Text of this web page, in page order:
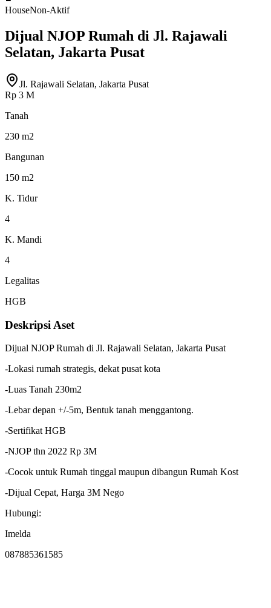
HouseNon-Aktif
Dijual NJOP Rumah di Jl. Rajawali
Selatan, Jakarta Pusat
Jl. Rajawali Selatan, Jakarta Pusat
Rp 3 M
Tanah
230 m2
Bangunan
150 m2
K. Tidur
4
K. Mandi
4
Legalitas
HGB
Deskripsi Aset
Dijual NJOP Rumah di Jl. Rajawali Selatan, Jakarta Pusat
-Lokasi rumah strategis, dekat pusat kota
-Luas Tanah 230m2
-Lebar depan +/-5m, Bentuk tanah menggantong.
-Sertifikat HGB
-NJOP thn 2022 Rp 3M
-Cocok untuk Rumah tinggal maupun dibangun Rumah Kost
-Dijual Cepat, Harga 3M Nego
Hubungi:
Imelda
087885361585